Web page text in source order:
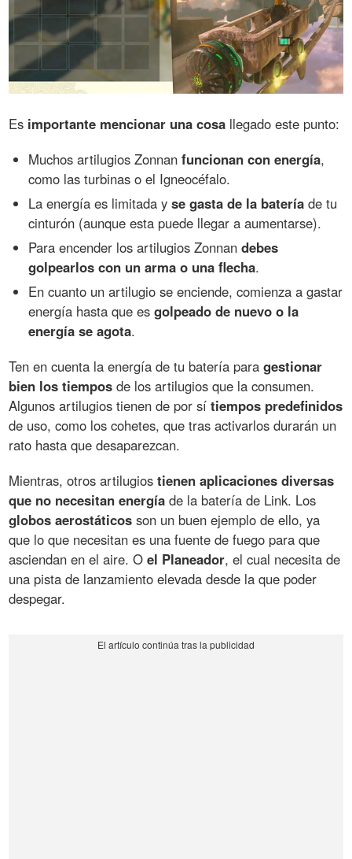
Es importante mencionar una cosa llegado este punto:
Muchos artilugios Zonnanfuncionan con energía,
como las turbinas o el Igneocéfalo.
La energía es limitada yse gasta de la batería de tu
cinturón (aunque esta puede llegar a aumentarse).
Para encender los artilugios Zonnandebes
golpearlos con un arma o una flecha.
En cuanto un artilugio se enciende, comienza a gastar
energía hasta que esgolpeado de nuevo o la
energía se agota.
Ten en cuenta la energía de tu batería paragestionar
bien los tiempos de los artilugios que la consumen.
Algunos artilugios tienen de por sítiempos predefinidos
de uso, como los cohetes, que tras activarlos durarán un
rato hasta que desaparezcan.
Mientras, otros artilugiostienen aplicaciones diversas
que no necesitan energía de la batería de Link. Los
globos aerostáticos son un buen ejemplo de ello, ya
que lo que necesitan es una fuente de fuego para que
asciendan en el aire. Oel Planeador, el cual necesita de
una pista de lanzamiento elevada desde la que poder
despegar.